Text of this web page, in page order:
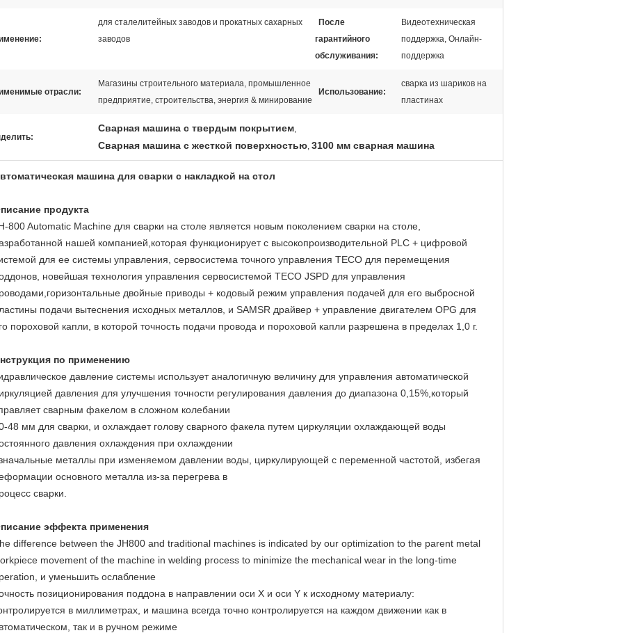
для сталелитейных заводов и прокатных сахарных
заводов
После
гарантийного
обслуживания:
Видеотехническая
поддержка, Онлайн-
поддержка
отрасли:
Магазины строительного материала, промышленное
предприятие, строительства, энергия & минирование
Использование:
сварка из шариков на
пластинах
Сварная машина с твердым покрытием,
Сварная машина с жесткой поверхностью, 3100 мм сварная машина
машина для сварки с накладкой на стол
продукта
800 Automatic Machine для сварки на столе является новым поколением сварки на столе,
нашей компанией,которая функционирует с высокопроизводительной PLC + цифровой
для ее системы управления, сервосистема точного управления TECO для перемещения
новейшая технология управления сервосистемой TECO JSPD для управления
двойные приводы + кодовый режим управления подачей для его выбросной
подачи вытеснения исходных металлов, и SAMSR драйвер + управление двигателем OPG для
пороховой капли, в которой точность подачи провода и пороховой капли разрешена в пределах 1,0 г.
по применению
давление системы использует аналогичную величину для управления автоматической
давления для улучшения точности регулирования давления до диапазона 0,15%,который
сварным факелом в сложном колебании
48 мм для сварки, и охлаждает голову сварного факела путем циркуляции охлаждающей воды
давления охлаждения при охлаждении
металлы при изменяемом давлении воды, циркулирующей с переменной частотой, избегая
основного металла из-за перегрева в
сварки.
эффекта применения
difference between the JH800 and traditional machines is indicated by our optimization to the parent metal
movement of the machine in welding process to minimize the mechanical wear in the long-time
и уменьшить ослабление
позиционирования поддона в направлении оси X и оси Y к исходному материалу:
в миллиметрах, и машина всегда точно контролируется на каждом движении как в
так и в ручном режиме